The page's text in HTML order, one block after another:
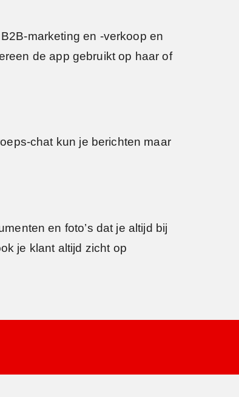
marketing en -verkoop en
de app gebruikt op haar of
chat kun je berichten maar
en foto’s dat je altijd bij
je klant altijd zicht op